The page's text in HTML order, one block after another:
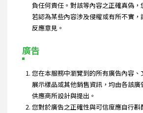
負任何責任。對該等內容之正確真偽
若認為某些內容涉及侵權或有所不實
反應意見。
廣告
您在本服務中瀏覽到的所有廣告內容、
展示樣品或其他銷售資訊，均由各該
供應商所設計與提出。
您對於廣告之正確性與可信度應自行